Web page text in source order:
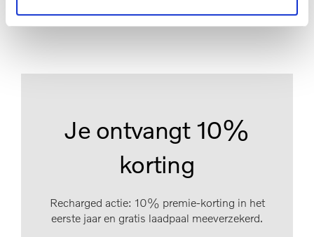
Je ontvangt 10%
korting
Recharged actie: 10% premie-korting in het
eerste jaar en gratis laadpaal meeverzekerd.